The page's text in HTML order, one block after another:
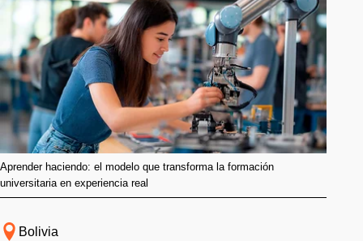
Aprender haciendo: el modelo que transforma la formación
universitaria en experiencia real
Bolivia